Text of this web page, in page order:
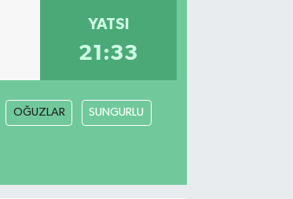
YATSI
21:33
OĞUZLAR SUNGURLU